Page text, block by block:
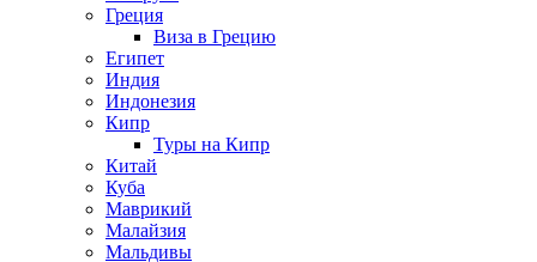
Греция
Виза в Грецию
Египет
Индия
Индонезия
Кипр
Туры на Кипр
Китай
Куба
Маврикий
Малайзия
Мальдивы